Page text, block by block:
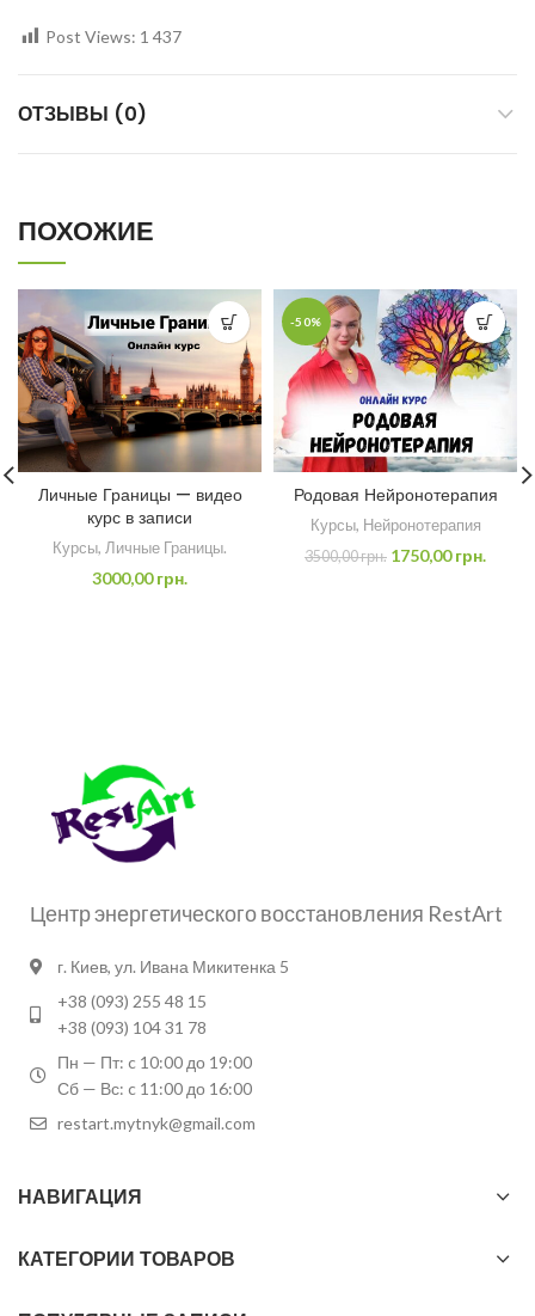
Post Views: 1 437
ОТЗЫВЫ (0)
ПОХОЖИЕ
Личные Границы — видео
курс в записи
Курсы, Личные Границы.
3000,00грн.
-50%
Родовая Нейронотерапия
Курсы, Нейронотерапия
3500,00грн. 1750,00грн.
Центр энергетического восстановления RestArt
г. Киев, ул. Ивана Микитенка 5
+38 (093) 255 48 15
+38 (093) 104 31 78
Пн — Пт: c 10:00 до 19:00
Сб — Вс: c 11:00 до 16:00
restart.mytnyk@gmail.com
НАВИГАЦИЯ
КАТЕГОРИИ ТОВАРОВ